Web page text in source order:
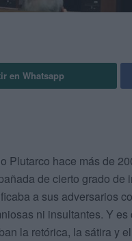
en Whatsapp
Plutarco hace más de
de cierto grado
a sus adversarios
ni insultantes. Y
la retórica, la sátira y